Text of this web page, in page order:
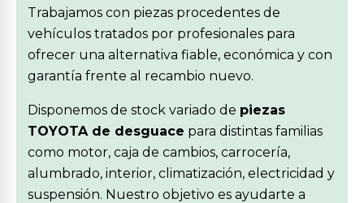
Trabajamos con piezas procedentes de
vehículos tratados por profesionales para
ofrecer una alternativa fiable, económica y con
garantía frente al recambio nuevo.
Disponemos de stock variado de piezas
TOYOTA de desguace para distintas familias
como motor, caja de cambios, carrocería,
alumbrado, interior, climatización, electricidad y
suspensión. Nuestro objetivo es ayudarte a